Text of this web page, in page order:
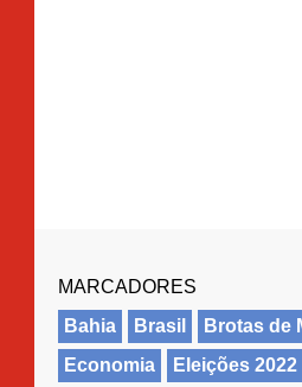
MARCADORES
Bahia
Brasil
Brotas de
Economia
Eleições 2022